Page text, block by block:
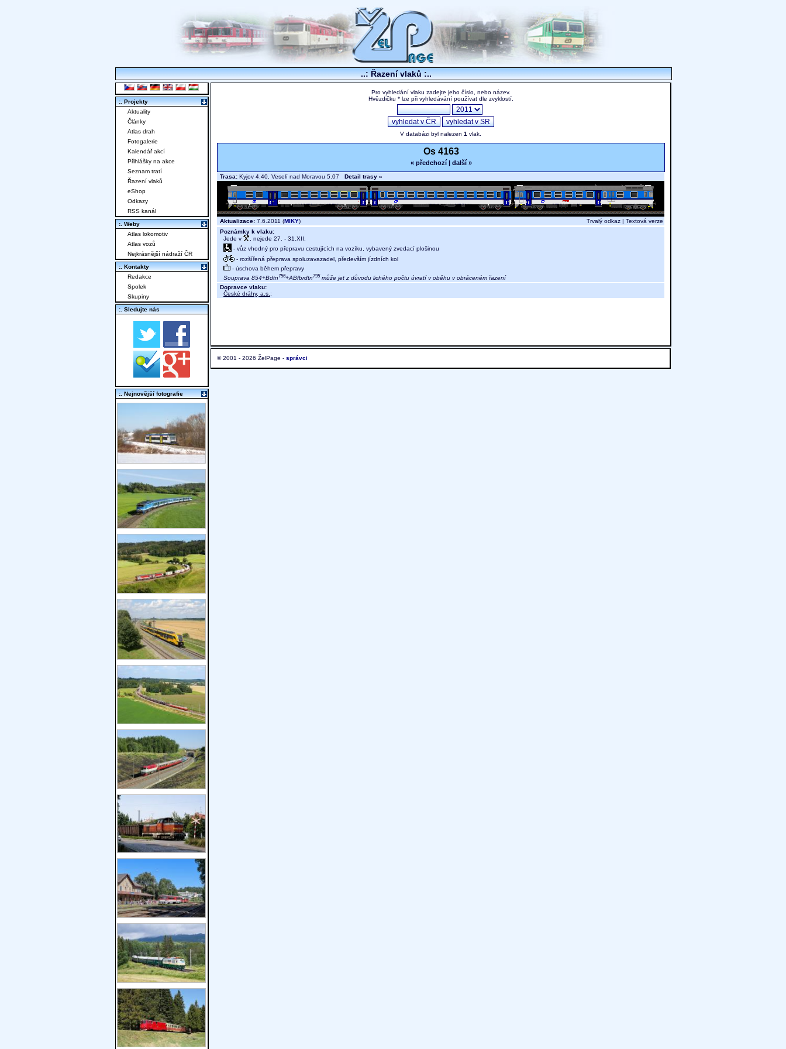
..: Řazení vlaků :..
Pro vyhledání vlaku zadejte jeho číslo, nebo název.
Hvězdičku * lze při vyhledávání používat dle zvyklostí.
V databázi byl nalezen 1 vlak.
Os 4163
« předchozí| další »
Trasa: Kyjov 4.40, Veselí nad Moravou 5.07 Detail trasy »
Aktualizace: 7.6.2011 (MIKY) Trvalý odkaz | Textová verze
Poznámky k vlaku:
Jede v
, nejede 27. - 31.XII.
- vůz vhodný pro přepravu cestujících na vozíku, vybavený zvedací plošinou
- rozšířená přeprava spoluzavazadel, především jízdních kol
- úschova během přepravy
Souprava 854+Bdtn 756+ABfbrdtn 795 může jet z důvodu lichého počtu úvratí v oběhu v obráceném řazení
Dopravce vlaku:
České dráhy, a.s. ;
© 2001 - 2026 ŽelPage - správci
:. Projekty
Aktuality
Články
Atlas drah
Fotogalerie
Kalendář akcí
Přihlášky na akce
Seznam tratí
Řazení vlaků
eShop
Odkazy
RSS kanál
:. Weby
Atlas lokomotiv
Atlas vozů
Nejkrásnější nádraží ČR
:. Kontakty
Redakce
Spolek
Skupiny
:. Sledujte nás
:. Nejnovější fotografie